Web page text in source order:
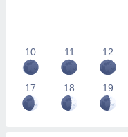
10 11 12
17 18 19